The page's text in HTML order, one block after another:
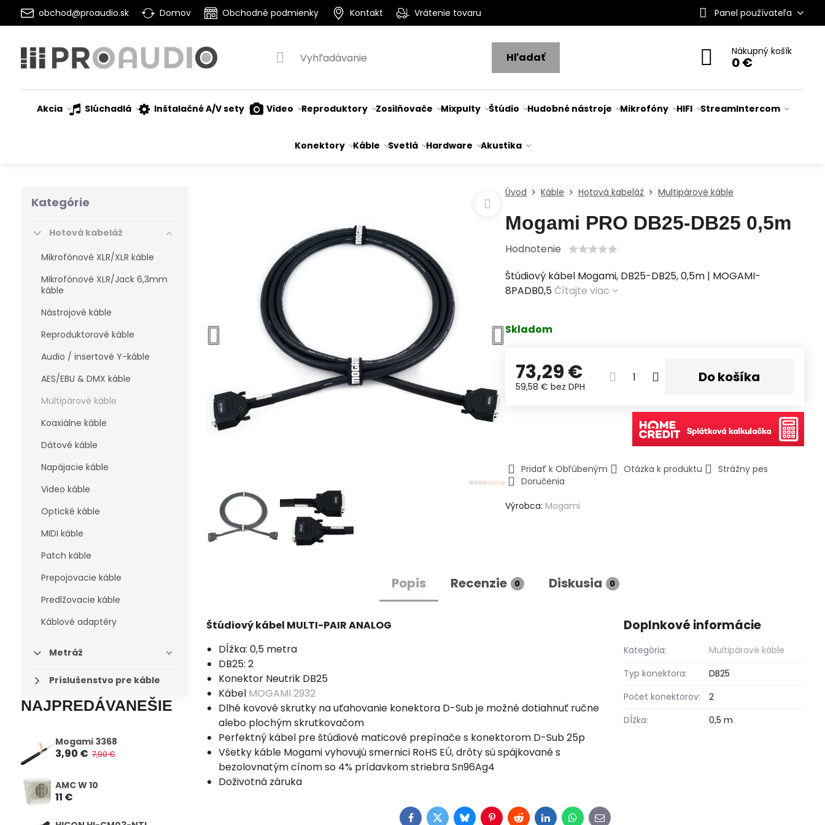
obchod@proaudio.sk Domov Obchodné podmienky Kontakt Vrátenie tovaru Panel používateľa
Hľadať Nákupný košík
0 €
Akcia Slúchadlá Inštalačné A/V sety Video Reproduktory Zosilňovače Mixpulty Štúdio Hudobné nástroje Mikrofóny HIFI StreamIntercom
Konektory Káble Svetlá Hardware Akustika
Úvod Káble Hotová kabeláž Multipárové káble
Mogami PRO DB25-DB25 0,5m
Hodnotenie
Štúdiový kábel Mogami, DB25-DB25, 0,5m | MOGAMI-
8PADB0,5Čítajte viac
Skladom
73,29 €
59,58 €bez DPH
Do košíka
Pridať k Obľúbeným Otázka k produktu
Strážny pes
Doručenia
Výrobca: Mogami
Popis Recenzie 0 Diskusia 0
Štúdiový kábel MULTI-PAIR ANALOG
Dĺžka: 0,5 metra
DB25: 2
Konektor Neutrik DB25
Kábel MOGAMI 2932
Dlhé kovové skrutky na uťahovanie konektora D-Sub je možné dotiahnuť ručne
alebo plochým skrutkovačom
Perfektný kábel pre štúdiové maticové prepínače s konektorom D-Sub 25p
Všetky káble Mogami vyhovujú smernici RoHS EÚ, drôty sú spájkované s
bezolovnatým cínom so 4% prídavkom striebra Sn96Ag4
Doživotná záruka
Doplnkové informácie
Kategória:
Multipárové káble
Typ konektora:
DB25
Počet konektorov:
2
Dĺžka:
0,5 m
Facebook
TwitterBlueskyPinterest
RedditLinkedInWhatsApp
E-
Kategórie
Hotová kabeláž
Mikrofónové XLR/XLR káble
Mikrofónové XLR/Jack 6,3mm
káble
Nástrojové káble
Reproduktorové káble
Audio / insertové Y-káble
AES/EBU & DMX káble
Multipárové káble
Koaxiálne káble
Dátové káble
Napájacie káble
Video káble
Optické káble
MIDI káble
Patch káble
Prepojovacie káble
Predlžovacie káble
Káblové adaptéry
Metráž
Príslušenstvo pre káble
NAJPREDÁVANEŠIE
Mogami 3368
3,90 € 7,90 €
AMC W 10
11 €